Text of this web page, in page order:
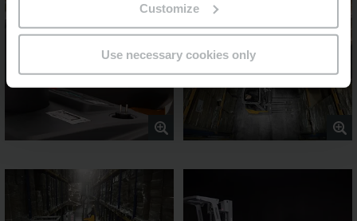
Customize
Use necessary cookies only